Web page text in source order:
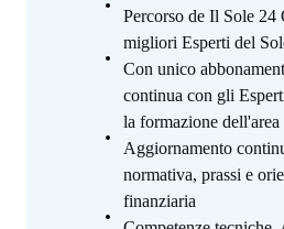
Percorso de Il Sole 24
migliori Esperti del
Con unico
continua con gli
la formazione
Aggiornamento
normativa, prassi e
finanziaria